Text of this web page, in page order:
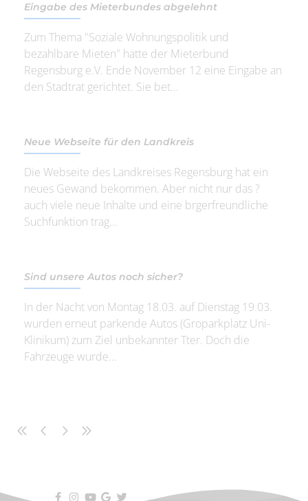
Eingabe des Mieterbundes abgelehnt
Zum Thema "Soziale Wohnungspolitik und
bezahlbare Mieten" hatte der Mieterbund
Regensburg e.V. Ende November 12 eine Eingabe an
den Stadtrat gerichtet. Sie bet...
Neue Webseite für den Landkreis
Die Webseite des Landkreises Regensburg hat ein
neues Gewand bekommen. Aber nicht nur das ?
auch viele neue Inhalte und eine brgerfreundliche
Suchfunktion trag...
Sind unsere Autos noch sicher?
In der Nacht von Montag 18.03. auf Dienstag 19.03.
wurden erneut parkende Autos (Groparkplatz Uni-
Klinikum) zum Ziel unbekannter Tter. Doch die
Fahrzeuge wurde...